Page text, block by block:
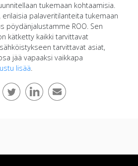
tukemaan kohtaamisia.
erilaisia palaveritilanteita tukemaan
pöydänjalustamme ROO. Sen
kätketty kaikki tarvittavat
tarvittavat asiat,
jää vapaaksi vaikkapa
lisää.